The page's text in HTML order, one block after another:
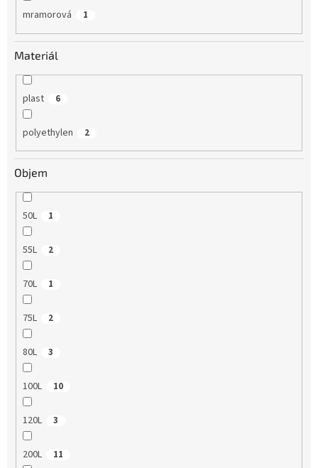
mramorová 1
Materiál
plast 6
polyethylen 2
Objem
50L 1
55L 2
70L 1
75L 2
80L 3
100L 10
120L 3
200L 11